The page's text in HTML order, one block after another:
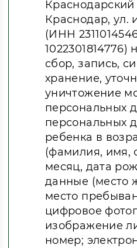
Краснодарский
Краснодар, ул.
(ИНН
1022301814776)
сбор, запись,
хранение,
уничтожение
персональных
персональных
ребенка в
(фамилия, имя,
месяц, дата
данные (место
место
цифровое
изображение
номер;